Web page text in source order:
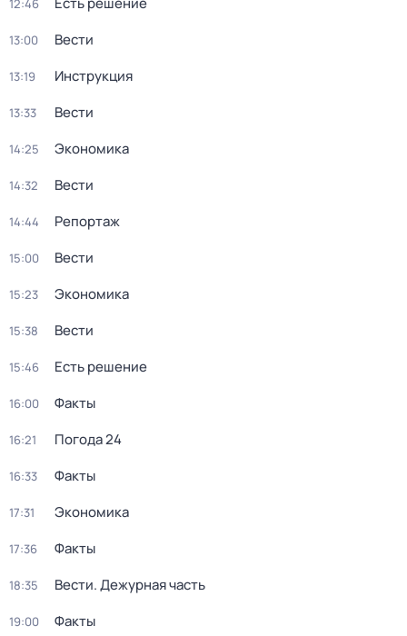
12:46
13:00 Вести
13:19 Инструкция
13:33 Вести
14:25 Экономика
14:32 Вести
14:44 Репортаж
15:00 Вести
15:23 Экономика
15:38 Вести
15:46 Есть решение
16:00 Факты
16:21 Погода 24
16:33 Факты
17:31 Экономика
17:36 Факты
18:35 Вести. Дежурная часть
19:00 Факты